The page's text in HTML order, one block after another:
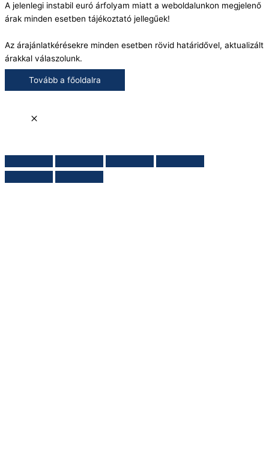
A jelenlegi instabil euró árfolyam miatt a weboldalunkon megjelenő
árak minden esetben tájékoztató jellegűek!
Az árajánlatkérésekre minden esetben rövid határidővel, aktualizált
árakkal válaszolunk.
Tovább a főoldalra